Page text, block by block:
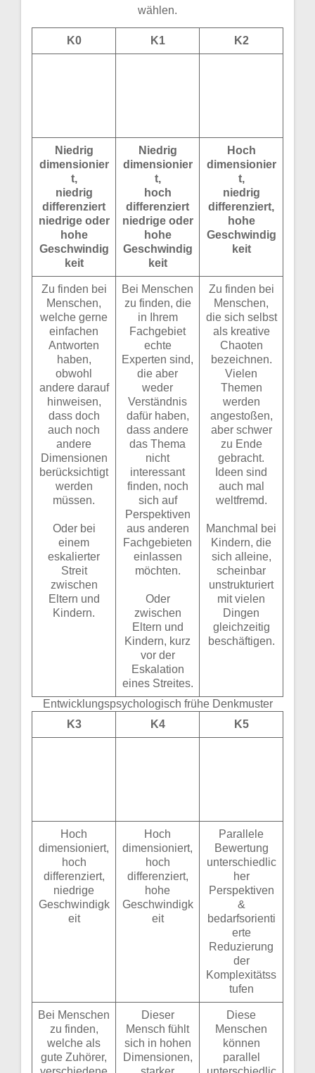
wählen.
K0 K1 K2
Niedrig
dimensionier
t,
niedrig
differenziert
niedrige oder
hohe
Geschwindig
keit
Niedrig
dimensionier
t,
hoch
differenziert
niedrige oder
hohe
Geschwindig
keit
Hoch
dimensionier
t,
niedrig
differenziert,
hohe
Geschwindig
keit
Zu finden bei
Menschen,
welche gerne
einfachen
Antworten
haben,
obwohl
andere darauf
hinweisen,
dass doch
auch noch
andere
Dimensionen
berücksichtigt
werden
müssen.
Oder bei
einem
eskalierter
Streit
zwischen
Eltern und
Kindern.
Bei Menschen
zu finden, die
in Ihrem
Fachgebiet
echte
Experten sind,
die aber
weder
Verständnis
dafür haben,
dass andere
das Thema
nicht
interessant
finden, noch
sich auf
Perspektiven
aus anderen
Fachgebieten
einlassen
möchten.
Oder
zwischen
Eltern und
Kindern, kurz
vor der
Eskalation
eines Streites.
Zu finden bei
Menschen,
die sich selbst
als kreative
Chaoten
bezeichnen.
Vielen
Themen
werden
angestoßen,
aber schwer
zu Ende
gebracht.
Ideen sind
auch mal
weltfremd.
Manchmal bei
Kindern, die
sich alleine,
scheinbar
unstrukturiert
mit vielen
Dingen
gleichzeitig
beschäftigen.
Entwicklungspsychologisch frühe Denkmuster
K3
K4 K5
Hoch
dimensioniert,
hoch
differenziert,
niedrige
Geschwindigk
eit
Hoch
dimensioniert,
hoch
differenziert,
hohe
Geschwindigk
eit
Parallele
Bewertung
unterschiedlic
her
Perspektiven
&
bedarfsorienti
erte
Reduzierung
der
Komplexitätss
tufen
Bei Menschen
zu finden,
welche als
gute Zuhörer,
Dieser
Mensch fühlt
sich in hohen
Dimensionen,
Diese
Menschen
können
parallel